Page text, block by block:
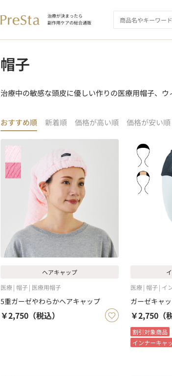
治療が決まったら
副作用ケアの総合通販
帽子
治療中の敏感な頭皮に優しい作りの医療用帽子、
おすすめ順 新着順 価格が高い順 価格が安い順
ヘアキャップ
医療 帽子 医療用帽子
5重ガーゼやわらかヘアキャップ
￥2,750 （税込）
医療 帽子 イ
ガーゼキャ
￥2,750 （
割引対象商品
インナーキャ